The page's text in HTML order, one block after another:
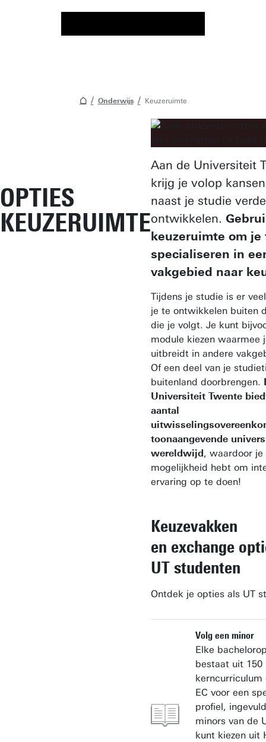
Onderwijs Keuzeruimte
OPTIES
KEUZERUIMTE
Aan de Universiteit
krijg je volop
naast je studie
ontwikkelen.
keuzeruimte om je
specialiseren in
vakgebied naar
Tijdens je studie is er
je te ontwikkelen buiten
die je volgt. Je kunt
module kiezen waarmee
uitbreidt in andere
Of een deel van je
buitenland doorbrengen.
Universiteit Twente
aantal
toonaangevende
wereldwijd, waardoor je
mogelijkheid hebt om
ervaring op te doen!
Keuzevakken
en exchange
UT studenten
Ontdek je opties als UT
Volg een minor
Elke
bestaat uit 150
kerncurriculum
EC voor een
profiel,
minors van de
kunt kiezen uit